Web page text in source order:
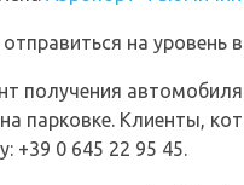
на
получения
парковке. Клиенты,
+39 0 645 22 95 45.